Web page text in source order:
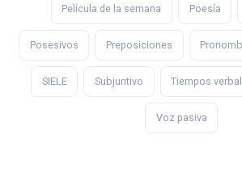
Película de la semana Poesía
Posesivos Preposiciones
SIELE Subjuntivo Tiempos
Voz pasiva